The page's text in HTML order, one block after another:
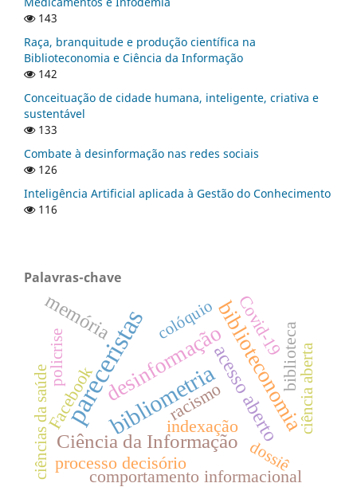
143
Raça, branquitude e produção científica na
Biblioteconomia e Ciência da Informação
142
Conceituação de cidade humana, inteligente, criativa e
sustentável
133
Combate à desinformação nas redes sociais
126
Inteligência Artificial aplicada à Gestão do Conhecimento
116
Palavras-chave
pareceristasbibliometria
desinformaçãobiblioteconomia
Ciência da Informaçãoacesso aberto
memória
processo decisório
Facebook racismo
biblioteca
comportamento informacional
indexação
Covid-19
dossiê
policrise
colóquio
ciência aberta
ciências da saúde